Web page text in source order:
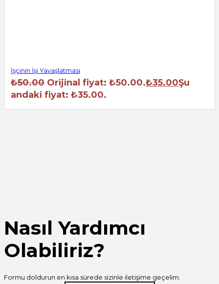
İşçinin İşi Yavaşlatması
₺50.00 Orijinal fiyat: ₺50.00.₺35.00Şu
andaki fiyat: ₺35.00.
Nasıl Yardımcı
Olabiliriz?
Formu doldurun en kısa sürede sizinle iletişime geçelim.